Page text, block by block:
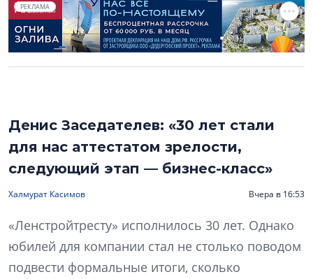
РЕКЛАМА
Денис Заседателев: «30 лет стали
для нас аттестатом зрелости,
следующий этап — бизнес-класс»
Халмурат Касимов Вчера в 16:53
«Ленстройтресту» исполнилось 30 лет. Однако
юбилей для компании стал не столько поводом
подвести формальные итоги, сколько